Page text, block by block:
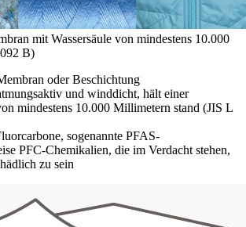
mit Wassersäule von mindestens 10.000
B)
oder Beschichtung
und winddicht, hält einer
mindestens 10.000 Millimetern stand (JIS L
sogenannte PFAS-
PFC-Chemikalien, die im Verdacht stehen,
zu sein